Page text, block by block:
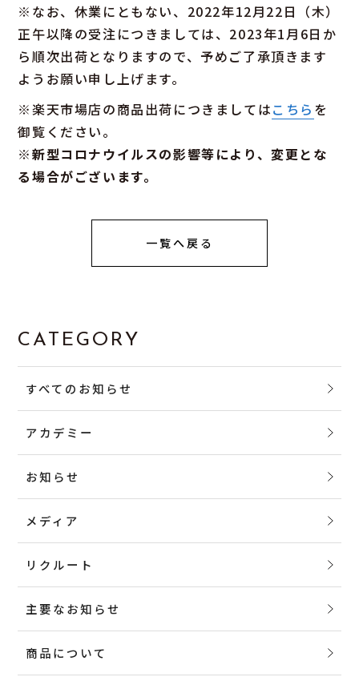
※なお、休業にともない、2022年12月22日（木）
正午以降の受注につきましては、2023年1月6日か
ら順次出荷となりますので、予めご了承頂きます
ようお願い申し上げます。
※楽天市場店の商品出荷につきましてはこちら を
御覧ください。
※新型コロナウイルスの影響等により、変更とな
る場合がございます。
一覧へ戻る
CATEGORY
すべてのお知らせ
アカデミー
お知らせ
メディア
リクルート
主要なお知らせ
商品について